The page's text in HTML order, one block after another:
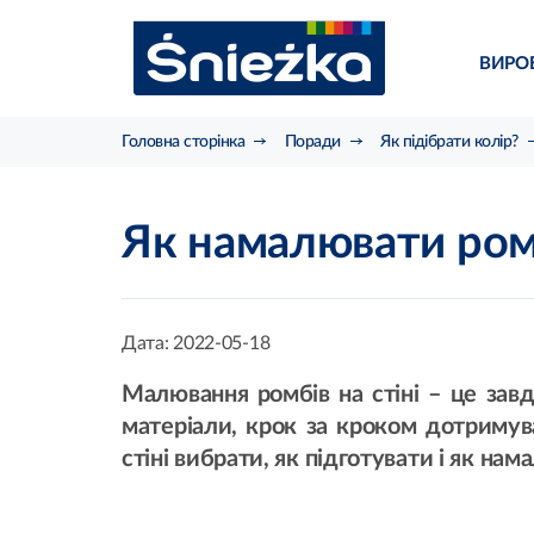
Головна сторінка Поради Як підібрати колір?
Як намалювати
Дата: 2022-05-18
Малювання ромбів на стіні – це
матеріали, крок за кроком
стіні вибрати, як підготувати і як